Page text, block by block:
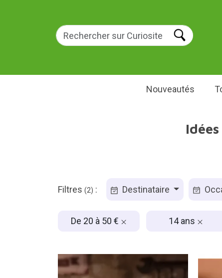
Nouveautés
Filtres (2) : Destinataire
De 20 à 50 € 14 ans